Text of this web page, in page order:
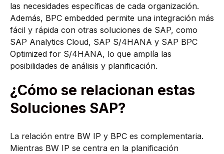
las necesidades específicas de cada organización.
Además, BPC embedded permite una integración más
fácil y rápida con otras soluciones de SAP, como
SAP Analytics Cloud, SAP S/4HANA y SAP BPC
Optimized for S/4HANA, lo que amplía las
posibilidades de análisis y planificación.
¿Cómo se relacionan estas
Soluciones SAP?
La relación entre BW IP y BPC es complementaria.
Mientras BW IP se centra en la planificación